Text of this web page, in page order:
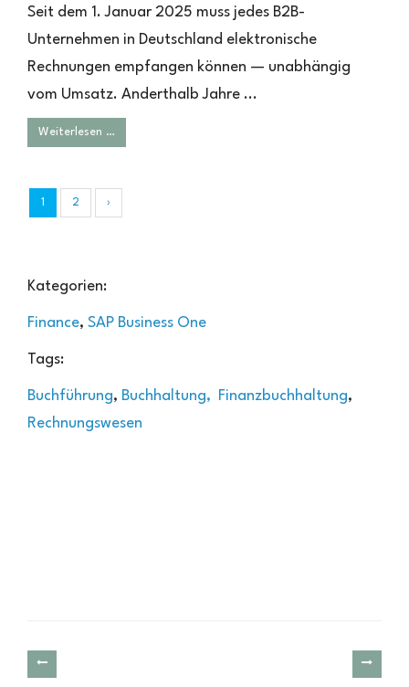
Seit dem 1. Januar 2025 muss jedes B2B-
Unternehmen in Deutschland elektronische
Rechnungen empfangen können — unabhängig
vom Umsatz. Anderthalb Jahre ...
Weiterlesen …
1 2 ›
Kategorien:
Finance, SAP Business One
Tags:
Buchführung, Buchhaltung, Finanzbuchhaltung,
Rechnungswesen